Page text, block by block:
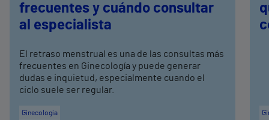
frecuentes y cuándo consultar
al especialista
El retraso menstrual es una de las consultas más
frecuentes en Ginecología y puede generar
dudas e inquietud, especialmente cuando el
ciclo suele ser regular.
Ginecología